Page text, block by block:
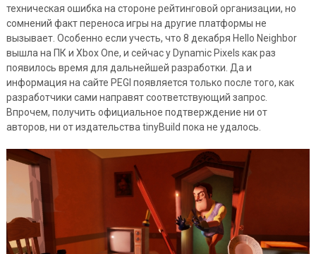
техническая ошибка на стороне рейтинговой организации, но
сомнений факт переноса игры на другие платформы не
вызывает. Особенно если учесть, что 8 декабря Hello Neighbor
вышла на ПК и Xbox One, и сейчас у Dynamic Pixels как раз
появилось время для дальнейшей разработки. Да и
информация на сайте PEGI появляется только после того, как
разработчики сами направят соответствующий запрос.
Впрочем, получить официальное подтверждение ни от
авторов, ни от издательства tinyBuild пока не удалось.